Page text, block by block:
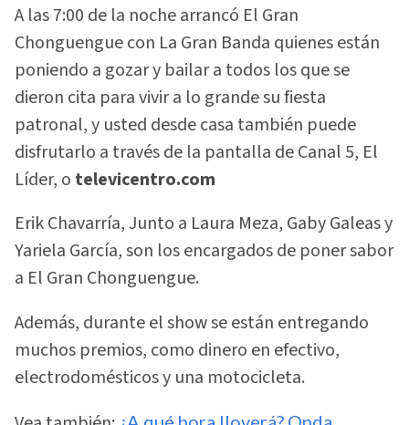
A las 7:00 de la noche arrancó El Gran
Chonguengue con La Gran Banda quienes están
poniendo a gozar y bailar a todos los que se
dieron cita para vivir a lo grande su fiesta
patronal, y usted desde casa también puede
disfrutarlo a través de la pantalla de Canal 5, El
Líder, o televicentro.com
Erik Chavarría, Junto a Laura Meza, Gaby Galeas y
Yariela García, son los encargados de poner sabor
a El Gran Chonguengue.
Además, durante el show se están entregando
muchos premios, como dinero en efectivo,
electrodomésticos y una motocicleta.